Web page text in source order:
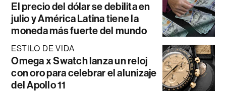
El precio del dólar se debilita en
julio y América Latina tiene la
moneda más fuerte del mundo
ESTILO DE VIDA
Omega x Swatch lanza un reloj
con oro para celebrar el alunizaje
del Apollo 11